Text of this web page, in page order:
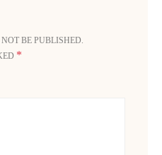
BE PUBLISHED.
*